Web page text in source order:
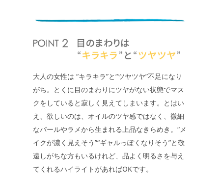
大人の女性は “キラキラ”と“ツヤツヤ”不足になり
がち。とくに目のまわりにツヤがない状態でマス
クをしていると寂しく見えてしまいます。とはい
え、欲しいのは、オイルのツヤ感ではなく、微細
なパールやラメから生まれる上品なきらめき。“メ
イクが濃く見えそう”“ギャルっぽくなりそう”と敬
遠しがちな方もいるけれど、品よく明るさを与え
てくれるハイライトがあればOKです。